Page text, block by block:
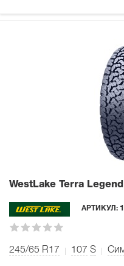
WestLake Terra
АРТИКУЛ:
245/65 R17 107 S